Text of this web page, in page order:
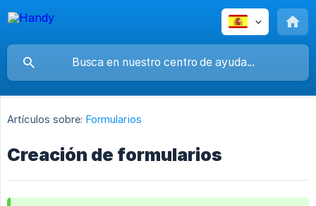
Artículos sobre: Formularios
Creación de formularios